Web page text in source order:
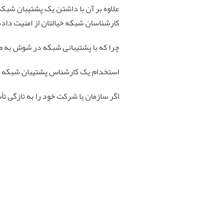
علاوه بر آن با داشتن یک پشتیبان
کارشناسان شبکه خیالتان از امنیت
چرا که با پشتیبانی شبکه در شوش
استخدام یک کارشناس پشتیبان شبکه
اگر سازمان یا شرکت خود را به